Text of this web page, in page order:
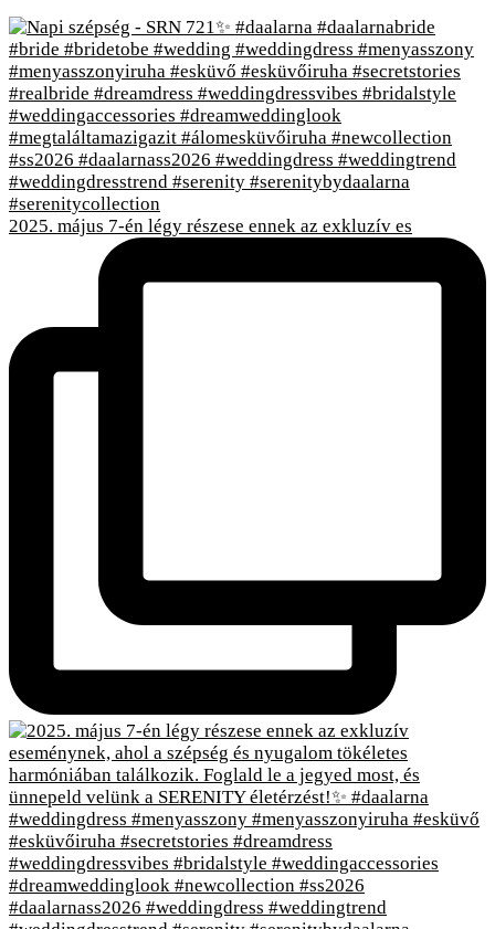
2025. május 7-én légy részese ennek az exkluzív es